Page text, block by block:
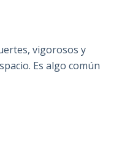
vigorosos y
Es algo común